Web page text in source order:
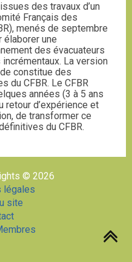
des travaux d’un
Français des
menés de septembre
élaborer une
des évacuateurs
La version
constitue des
du CFBR. Le CFBR
années (3 à 5 ans
retour d’expérience et
de transformer ce
du CFBR.
© 2026
légales
site